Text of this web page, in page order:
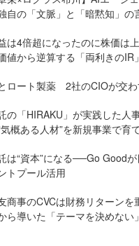
自の「文脈」と「暗黙知」の
は4倍超になったのに株価は
値から逆算する「両利きのIR」
ロート製薬 2社のCIOが交わ
の「HIRAKU」が実践した人
概ある人材”を新規事業で育
は“資本”になる──Go Good
トプール活用
商事のCVCは財務リターン
ら導いた「テーマを決めない